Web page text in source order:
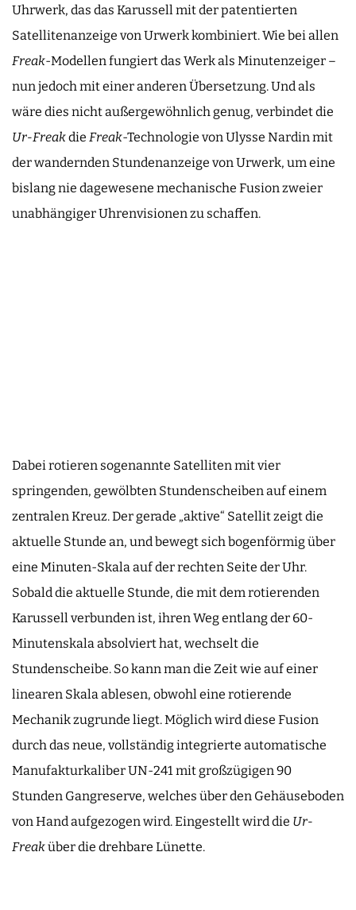
Uhrwerk, das das Karussell mit der patentierten
Satellitenanzeige von Urwerk kombiniert. Wie bei allen
Freak-Modellen fungiert das Werk als Minutenzeiger –
nun jedoch mit einer anderen Übersetzung. Und als
wäre dies nicht außergewöhnlich genug, verbindet die
Ur-Freakdie Freak-Technologie von Ulysse Nardin mit
der wandernden Stundenanzeige von Urwerk, um eine
bislang nie dagewesene mechanische Fusion zweier
unabhängiger Uhrenvisionen zu schaffen.
Dabei rotieren sogenannte Satelliten mit vier
springenden, gewölbten Stundenscheiben auf einem
zentralen Kreuz. Der gerade „aktive“ Satellit zeigt die
aktuelle Stunde an, und bewegt sich bogenförmig über
eine Minuten-Skala auf der rechten Seite der Uhr.
Sobald die aktuelle Stunde, die mit dem rotierenden
Karussell verbunden ist, ihren Weg entlang der 60-
Minutenskala absolviert hat, wechselt die
Stundenscheibe. So kann man die Zeit wie auf einer
linearen Skala ablesen, obwohl eine rotierende
Mechanik zugrunde liegt. Möglich wird diese Fusion
durch das neue, vollständig integrierte automatische
Manufakturkaliber UN-241 mit großzügigen 90
Stunden Gangreserve, welches über den Gehäuseboden
von Hand aufgezogen wird. Eingestellt wird die Ur-
Freaküber die drehbare Lünette.